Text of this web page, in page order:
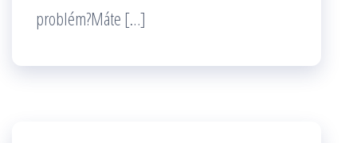
problém?Máte […]